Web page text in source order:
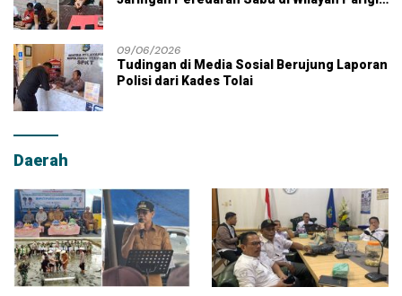
09/06/2026
Tudingan di Media Sosial Berujung Laporan
Polisi dari Kades Tolai
Daerah